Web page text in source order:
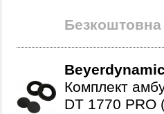
Безкоштовна
Комплект
DT 1770 PRO